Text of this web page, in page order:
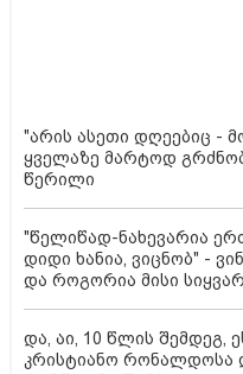
"არის ასეთი დღეებიც -
ყველაზე მარტოდ
წერილი
"წელიწად-ნახევარია
დიდი ხანია, ვიცნობ" -
და როგორია მისი
და, აი, 10 წლის შემდეგ,
კრისტიანო რონალდოსა